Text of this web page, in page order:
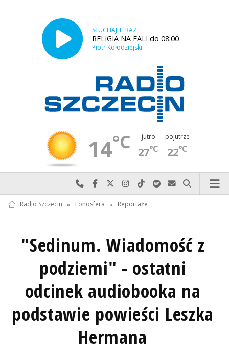
SŁUCHAJ TERAZ
RELIGIA NA FALI do 08:00
Piotr Kołodziejski
14°C jutro
27°C
pojutrze
22°C
Najlepiej po prostu do nas zadzwoń
Odwiedź nas na Facebook-u
Odwiedź nas na X
Odwiedź nas na Instagram-ie
Odwiedź nas na TikTok-u
Szukaj nas na Spotify
Wyślij do nas
Szukaj
Radio Szczecin » Fonosfera » Reportaże
"Sedinum. Wiadomość z
podziemi" - ostatni
odcinek audiobooka na
podstawie powieści Leszka
Hermana